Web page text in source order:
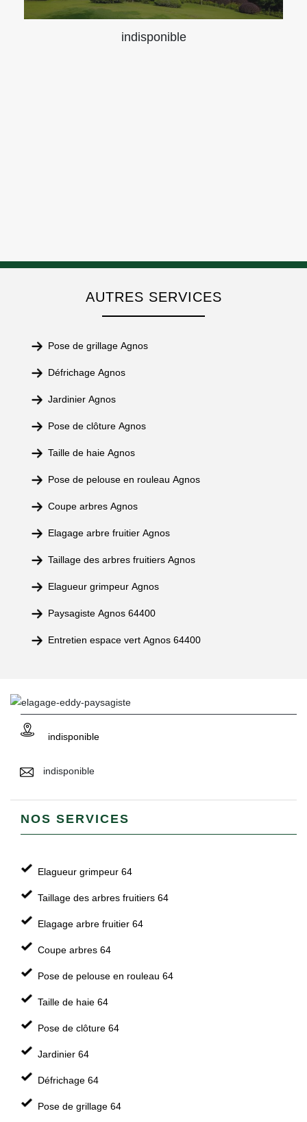
indisponible
AUTRES SERVICES
Pose de grillage Agnos
Défrichage Agnos
Jardinier Agnos
Pose de clôture Agnos
Taille de haie Agnos
Pose de pelouse en rouleau Agnos
Coupe arbres Agnos
Elagage arbre fruitier Agnos
Taillage des arbres fruitiers Agnos
Elagueur grimpeur Agnos
Paysagiste Agnos 64400
Entretien espace vert Agnos 64400
indisponible
indisponible
NOS SERVICES
Elagueur grimpeur 64
Taillage des arbres fruitiers 64
Elagage arbre fruitier 64
Coupe arbres 64
Pose de pelouse en rouleau 64
Taille de haie 64
Pose de clôture 64
Jardinier 64
Défrichage 64
Pose de grillage 64